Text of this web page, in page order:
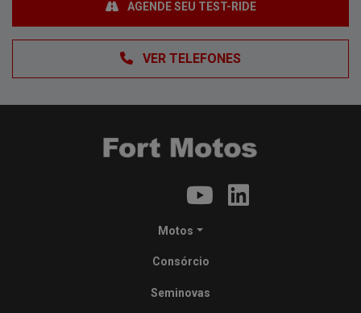
VER TELEFONES
AGENDE SEU TEST-RIDE
Motos
Consórcio
Seminovas